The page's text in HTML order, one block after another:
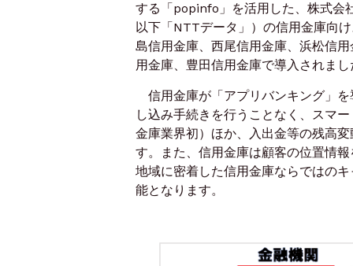
する「popinfo」を活用した、株式会
以下「NTTデータ」）の信用金庫向
島信用金庫、西尾信用金庫、浜松信
用金庫、豊田信用金庫で導入されまし
信用金庫が「アプリバンキング」
し込み手続きを行うことなく、スマ
金庫業界初）ほか、入出金等の残高
す。また、信用金庫は顧客の位置情
地域に密着した信用金庫ならではの
能となります。